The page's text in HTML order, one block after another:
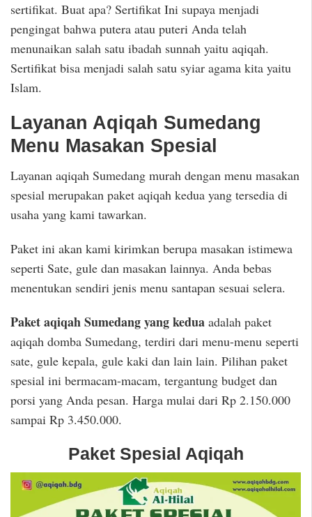
sertifikat. Buat apa? Sertifikat Ini supaya menjadi
pengingat bahwa putera atau puteri Anda telah
menunaikan salah satu ibadah sunnah yaitu aqiqah.
Sertifikat bisa menjadi salah satu syiar agama kita yaitu
Islam.
Layanan Aqiqah Sumedang
Menu Masakan Spesial
Layanan aqiqah Sumedang murah dengan menu masakan
spesial merupakan paket aqiqah kedua yang tersedia di
usaha yang kami tawarkan.
Paket ini akan kami kirimkan berupa masakan istimewa
seperti Sate, gule dan masakan lainnya. Anda bebas
menentukan sendiri jenis menu santapan sesuai selera.
Paket aqiqah Sumedang yang kedua adalah paket
aqiqah domba Sumedang, terdiri dari menu-menu seperti
sate, gule kepala, gule kaki dan lain lain. Pilihan paket
spesial ini bermacam-macam, tergantung budget dan
porsi yang Anda pesan. Harga mulai dari Rp 2.150.000
sampai Rp 3.450.000.
Paket Spesial Aqiqah